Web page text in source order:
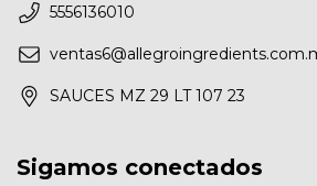
5556136010
SAUCES MZ 29 LT 107 23
Sigamos conectados